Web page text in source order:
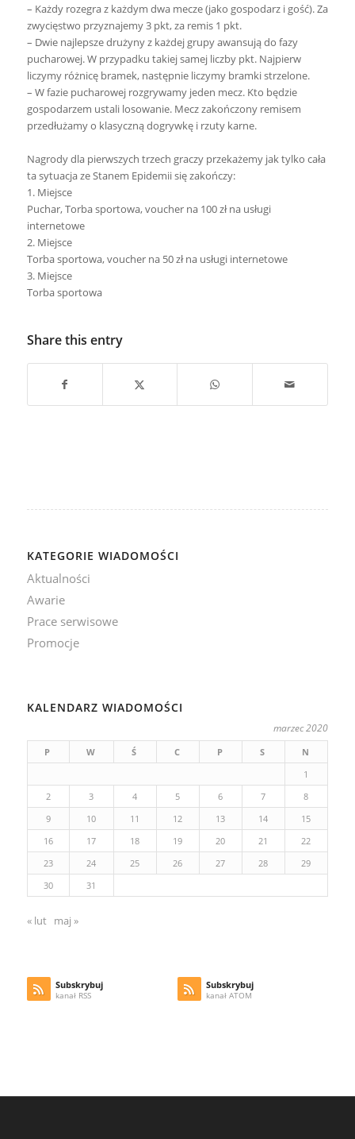
– Każdy rozegra z każdym dwa mecze (jako gospodarz i gość). Za
zwycięstwo przyznajemy 3 pkt, za remis 1 pkt.
– Dwie najlepsze drużyny z każdej grupy awansują do fazy
pucharowej. W przypadku takiej samej liczby pkt. Najpierw
liczymy różnicę bramek, następnie liczymy bramki strzelone.
– W fazie pucharowej rozgrywamy jeden mecz. Kto będzie
gospodarzem ustali losowanie. Mecz zakończony remisem
przedłużamy o klasyczną dogrywkę i rzuty karne.
Nagrody dla pierwszych trzech graczy przekażemy jak tylko cała
ta sytuacja ze Stanem Epidemii się zakończy:
1. Miejsce
Puchar, Torba sportowa, voucher na 100 zł na usługi
internetowe
2. Miejsce
Torba sportowa, voucher na 50 zł na usługi internetowe
3. Miejsce
Torba sportowa
Share this entry
KATEGORIE WIADOMOŚCI
Aktualności
Awarie
Prace serwisowe
Promocje
KALENDARZ WIADOMOŚCI
marzec 2020
P W Ś C P S
N
1
2
3 4 5 6 7
8
9
10 11 12 13 14
15
16
17 18 19 20 21
22
23
24 25 26 27 28
29
30
31
« lut maj »
Subskrybuj
kanał RSS
Subskrybuj
kanał ATOM